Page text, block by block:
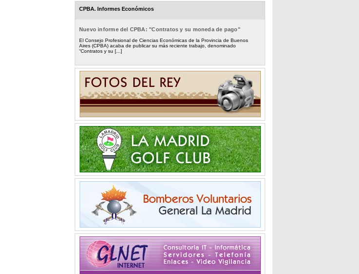
CPBA. Informes Económicos
Nuevo informe del CPBA: "Contratos y su moneda de pago"
El Consejo Profesional de Ciencias Económicas de la Provincia de Buenos
Aires (CPBA) acaba de publicar su más reciente trabajo, denominado
“Contratos y su [...]